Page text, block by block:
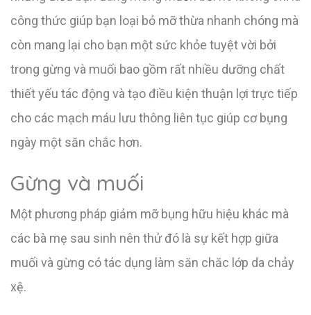
công thức giúp bạn loại bỏ mỡ thừa nhanh chóng mà
còn mang lại cho bạn một sức khỏe tuyệt vời bởi
trong gừng và muối bao gồm rất nhiều dưỡng chất
thiết yếu tác động và tạo điều kiện thuận lợi trực tiếp
cho các mạch máu lưu thông liên tục giúp cơ bụng
ngày một săn chắc hơn.
Gừng và muối
Một phương pháp giảm mỡ bụng hữu hiệu khác mà
các bà mẹ sau sinh nên thử đó là sự kết hợp giữa
muối và gừng có tác dụng làm săn chăc lớp da chảy
xệ.